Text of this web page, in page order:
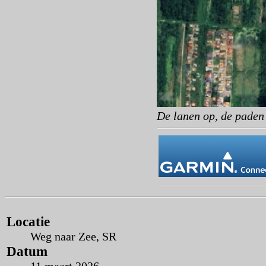
De lanen op, de
Locatie
Weg naar Zee, SR
Datum